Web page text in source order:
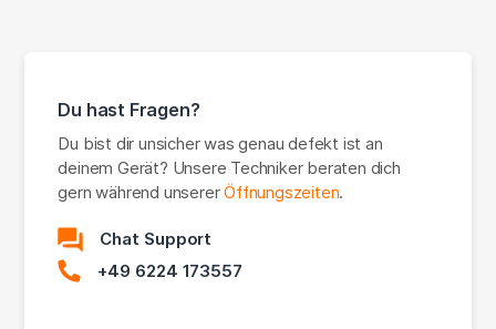
Du hast Fragen?
Du bist dir unsicher was genau defekt ist an
deinem Gerät? Unsere Techniker beraten dich
gern während unsererÖffnungszeiten.
Chat Support
+49 6224 173557